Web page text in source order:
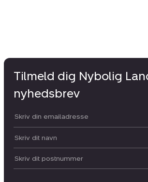
Tilmeld dig Nybolig
nyhedsbrev
Din email:
Dit navn:
Postnummer